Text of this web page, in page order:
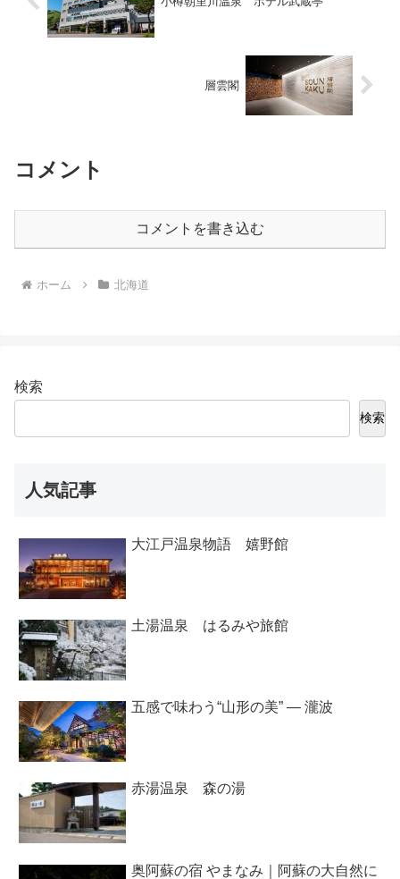
層雲閣
コメント
コメントを書き込む
ホーム 北海道
検索
検索
人気記事
大江戸温泉物語 嬉野館
土湯温泉 はるみや旅館
五感で味わう“山形の美” ― 瀧波
赤湯温泉 森の湯
奥阿蘇の宿 やまなみ｜阿蘇の大自然に